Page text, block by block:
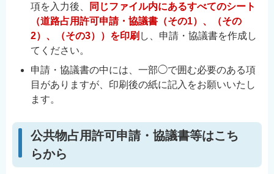
項を入力後、
同じファイル内にあるすべてのシート
（道路占用許可申請・協議書（その1）、（その
2）、（その3））を印刷 し、申請・協議書を作成し
てください。
申請・協議書の中には、一部◯で囲む必要のある項
目がありますが、印刷後の紙に記入をお願いいたし
ます。
公共物占用許可申請・協議書等はこち
らから